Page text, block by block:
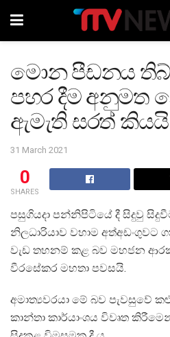
මොන පීඩනය
පහර දීම අනුමත
ඇමැති සරත් කියයි
31 March 2021
0
SHARES
පසුගියදා පන්නිපිටියේ දී සිදුවු
නිලධාරියාව වහාම අත්අඩංගුවට
වැඩ තහනම් කළ බව මහජන
වීරසේකර මහතා පවසයි.
අමාත්‍යවරයා මේ බව පැවසුවේ
කාන්තා කාර්යාංශය විවෘත